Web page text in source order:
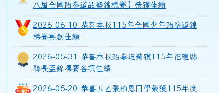
八屆全國跆拳道品勢錦標賽】榮獲佳績
2026-06-10 恭喜本校115年全國少年跆拳道錦
標賽再創佳績
2026-05-31 恭喜本校跆拳道榮獲115年花蓮縣
縣長盃錦標賽各項佳績
2026-05-20 恭喜五乙張柏恩同學榮獲115年度